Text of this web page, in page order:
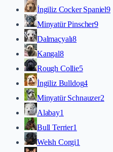
İngiliz Cocker Spaniel9
Minyatür Pinscher9
Dalmaçyalı8
Kangal8
Rough Collie5
İngiliz Bulldog4
Minyatür Schnauzer2
Alabay1
Bull Terrier1
Welsh Corgi1